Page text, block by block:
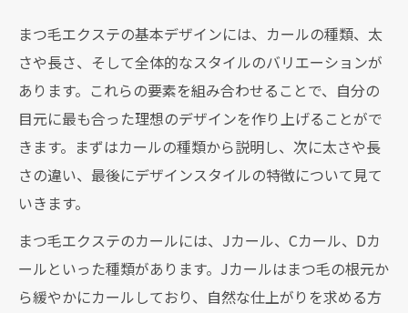
まつ毛エクステの基本デザインには、カールの種類、太
さや長さ、そして全体的なスタイルのバリエーションが
あります。これらの要素を組み合わせることで、自分の
目元に最も合った理想のデザインを作り上げることがで
きます。まずはカールの種類から説明し、次に太さや長
さの違い、最後にデザインスタイルの特徴について見て
いきます。
まつ毛エクステのカールには、Jカール、Cカール、Dカ
ールといった種類があります。Jカールはまつ毛の根元か
ら緩やかにカールしており、自然な仕上がりを求める方